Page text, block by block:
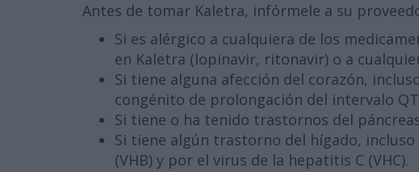
Antes de tomar Kaletra, infórmele a su
Si es alérgico a cualquiera de los
en Kaletra (lopinavir, ritonavir) o a
Si tiene alguna afección del corazón,
congénito de prolongación del intervalo
Si tiene o ha tenido trastornos del
Si tiene algún trastorno del hígado,
(VHB) y por el virus de la hepatitis C (VHC).